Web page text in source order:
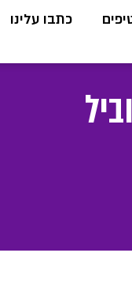
כתבו עלינו